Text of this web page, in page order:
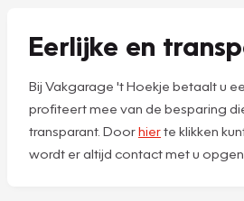
Eerlijke en
Bij Vakgarage 't Hoekje betaalt u
profiteert mee van de besparing
transparant. Doorhierte klikken
wordt er altijd contact met u